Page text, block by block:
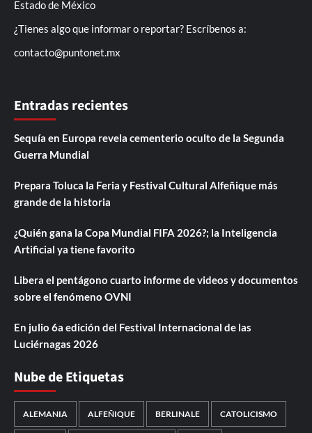
Estado de México
¿Tienes algo que informar o reportar? Escríbenos a:
contacto@puntonet.mx
Entradas recientes
Sequía en Europa revela cementerio oculto de la Segunda
Guerra Mundial
Prepara Toluca la Feria y Festival Cultural Alfeñique más
grande de la historia
¿Quién gana la Copa Mundial FIFA 2026?; la Inteligencia
Artificial ya tiene favorito
Libera el pentágono cuarto informe de videos y documentos
sobre el fenómeno OVNI
En julio 6a edición del Festival Internacional de las
Luciérnagas 2026
Nube de Etiquetas
ALEMANIA ALFEÑIQUE BERLINALE CATOLICISMO